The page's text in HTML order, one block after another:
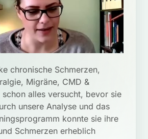
chronische Schmerzen,
Migräne, CMD &
schon alles versucht, bevor sie
unsere Analyse und das
konnte sie ihre
Schmerzen erheblich